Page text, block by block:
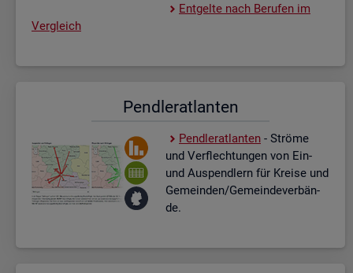
Ent­gel­te nach Be­ru­fen im
Ver­gleich
Pend­ler­at­lan­ten
Pend­ler­at­lan­ten - Strö­me
und Ver­flech­tun­gen von Ein-
und Aus­pend­lern für Krei­se und
Ge­mein­den/Ge­mein­de­ver­bän­
de.